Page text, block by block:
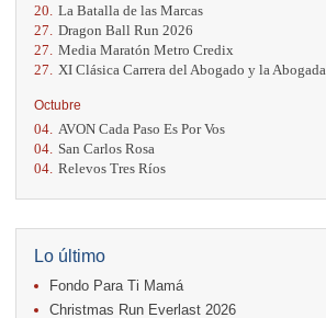
20. La Batalla de las Marcas
27. Dragon Ball Run 2026
27. Media Maratón Metro Credix
27.
XI Clásica Carrera del Abogado y la Abogada
Octubre
04. AVON Cada Paso Es Por Vos
04. San Carlos Rosa
04. Relevos Tres Ríos
17. Caribe Paradise Run
18.
Casa Turire Trail Run
18. Warriors Run Circuit
18. Samsung Jacó Beach Half Marathon 2026
25. KRun by Under Armour
Lo último
Fondo Para Ti Mamá
Christmas Run Everlast 2026